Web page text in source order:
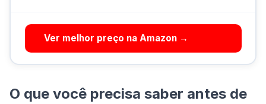
Ver melhor preço na Amazon →
O que você precisa saber antes de